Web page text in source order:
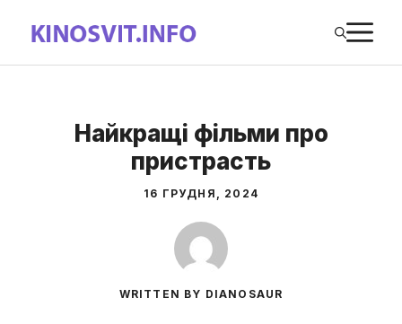
вмісту
Найкращі фільми про
пристрасть
16 ГРУДНЯ, 2024
WRITTEN BY DIANOSAUR